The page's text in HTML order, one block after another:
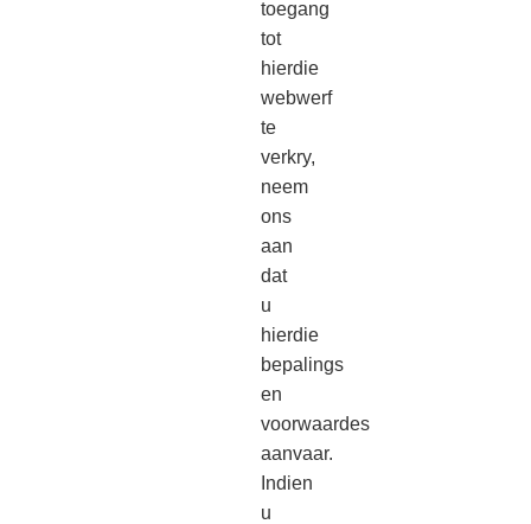
toegang
tot
hierdie
webwerf
te
verkry,
neem
ons
aan
dat
u
hierdie
bepalings
en
voorwaardes
aanvaar.
Indien
u